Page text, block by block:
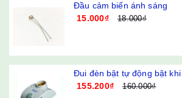
Đầu cảm biến ánh sáng
15.000₫
18.000₫
Đui đèn bật tự động bật
155.200₫
160.000₫